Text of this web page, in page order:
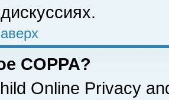
COPPA?
Online Privacy